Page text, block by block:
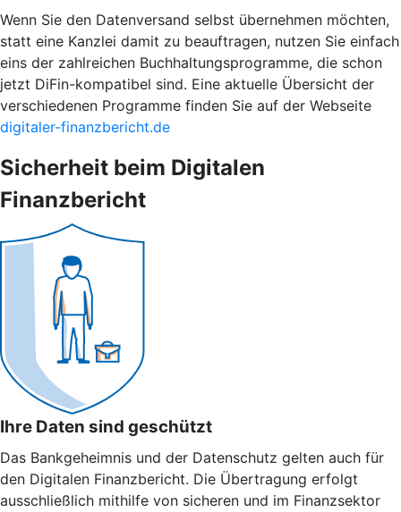
Wenn Sie den Datenversand selbst übernehmen möchten,
statt eine Kanzlei damit zu beauftragen, nutzen Sie einfach
eins der zahlreichen Buchhaltungsprogramme, die schon
jetzt DiFin-kompatibel sind. Eine aktuelle Übersicht der
verschiedenen Programme finden Sie auf der Webseite
digitaler-finanzbericht.de
Sicherheit beim Digitalen
Finanzbericht
Ihre Daten sind geschützt
Das Bankgeheimnis und der Datenschutz gelten auch für
den Digitalen Finanzbericht. Die Übertragung erfolgt
ausschließlich mithilfe von sicheren und im Finanzsektor